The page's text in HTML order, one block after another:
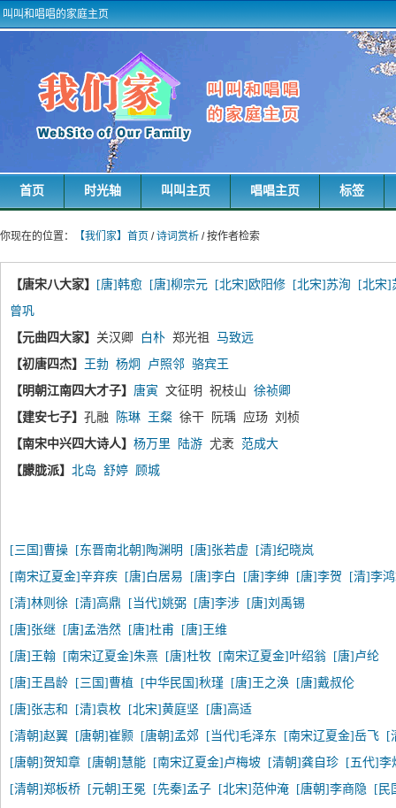
叫叫和唱唱的家庭主页
首页 时光轴 叫叫主页 唱唱主页 标签
你现在的位置： 【我们家】首页 /诗词赏析 / 按作者检索
【唐宋八大家】 [唐]韩愈 [唐]柳宗元 [北宋]欧阳修 [北宋]苏洵
[北宋]
曾巩
【元曲四大家】 关汉卿 白朴 郑光祖 马致远
【初唐四杰】
王勃 杨炯 卢照邻 骆宾王
【明朝江南四大才子】 唐寅 文征明 祝枝山 徐祯卿
【建安七子】 孔融 陈琳 王粲 徐干 阮瑀 应玚 刘桢
【南宋中兴四大诗人】 杨万里 陆游 尤袤 范成大
【朦胧派】 北岛 舒婷 顾城
[三国]曹操 [东晋南北朝]陶渊明 [唐]张若虚
[清]纪晓岚
[南宋辽夏金]辛弃疾
[唐]白居易 [唐]李白 [唐]李绅 [唐]李贺
[清]李
[清]林则徐
[清]高鼎 [当代]姚弼 [唐]李涉
[唐]刘禹锡
[唐]张继
[唐]孟浩然 [唐]杜甫
[唐]王维
[唐]王翰
[南宋辽夏金]朱熹 [唐]杜牧 [南宋辽夏金]叶绍翁
[唐]卢纶
[唐]王昌龄
[三国]曹植 [中华民国]秋瑾 [唐]王之涣
[唐]戴叔伦
[唐]张志和
[清]袁枚 [北宋]黄庭坚
[唐]高适
[清朝]赵翼
[唐朝]崔颢 [唐朝]孟郊 [当代]毛泽东 [南宋辽夏金]岳飞
[
[唐朝]贺知章
[唐朝]慧能 [南宋辽夏金]卢梅坡 [清朝]龚自珍
[五代]李
[清朝]郑板桥
[元朝]王冕 [先秦]孟子 [北宋]范仲淹 [唐朝]李商隐
[民